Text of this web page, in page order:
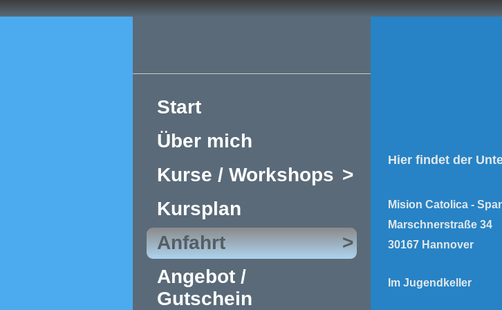
Start
Über mich
>
Kurse / Workshops
Kursplan
>
Anfahrt
Angebot /
Gutschein
Hier findet der
Mision Catolica -
Marschnerstraße 34
30167 Hannover
Im Jugendkeller